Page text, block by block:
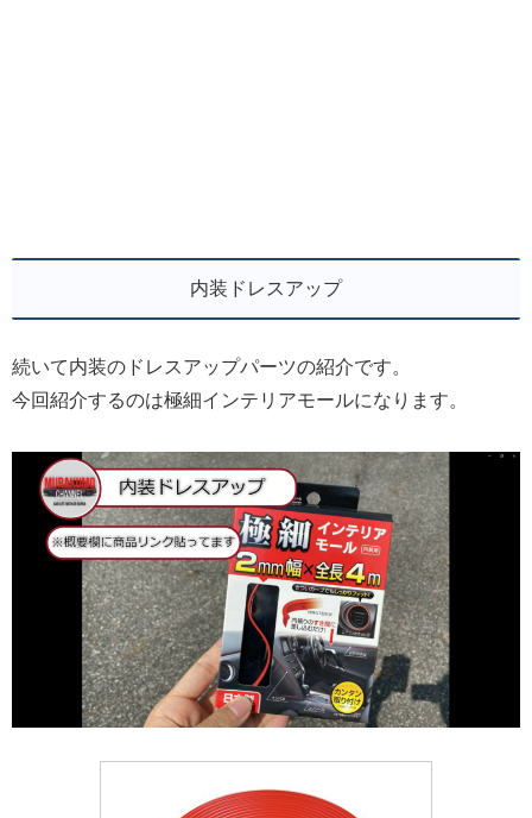
内装ドレスアップ
続いて内装のドレスアップパーツの紹介です。
今回紹介するのは極細インテリアモールになります。